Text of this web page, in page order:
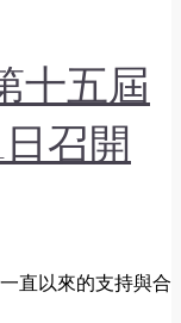
十五屆
召開
直以來的支持與合